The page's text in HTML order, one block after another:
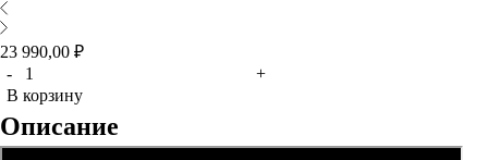
23 990,00 ₽
-
Количество
+
В корзину
Описание